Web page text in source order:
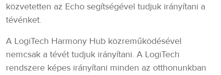
közvetetten az Echo segítségével tudjuk irányítani a
tévénket.
A LogiTech Harmony Hub közreműködésével
nemcsak a tévét tudjuk irányítani. A LogiTech
rendszere képes irányítani minden az otthonunkban